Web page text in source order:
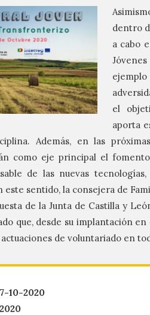
dentro
a cabo
el
aporta
Además, en las
como eje principal el
de las nuevas
sentido, la consejera de
de la Junta de Castilla y
que, desde su implantación en
de voluntariado en
10-2020